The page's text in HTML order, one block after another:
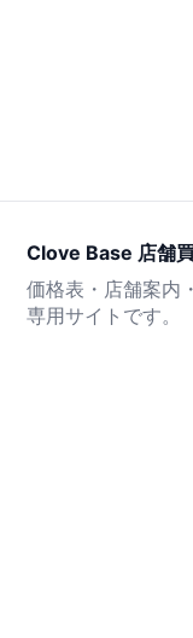
Clove Base 店舗
価格表・店舗案内
専用サイトです。